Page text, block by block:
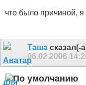
что было причиной, я
Таша сказал(-
06.02.2006